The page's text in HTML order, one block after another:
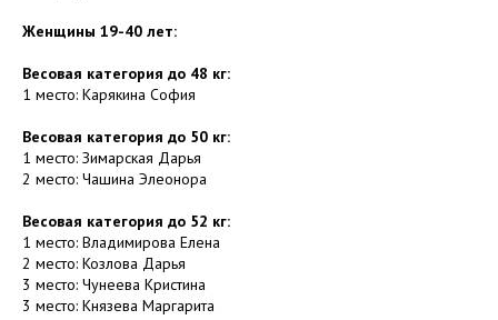
Женщины 19-40 лет:
Весовая категория до 48 кг:
1 место: Карякина София
Весовая категория до 50 кг:
1 место: Зимарская Дарья
2 место: Чашина Элеонора
Весовая категория до 52 кг:
1 место: Владимирова Елена
2 место: Козлова Дарья
3 место: Чунеева Кристина
3 место: Князева Маргарита